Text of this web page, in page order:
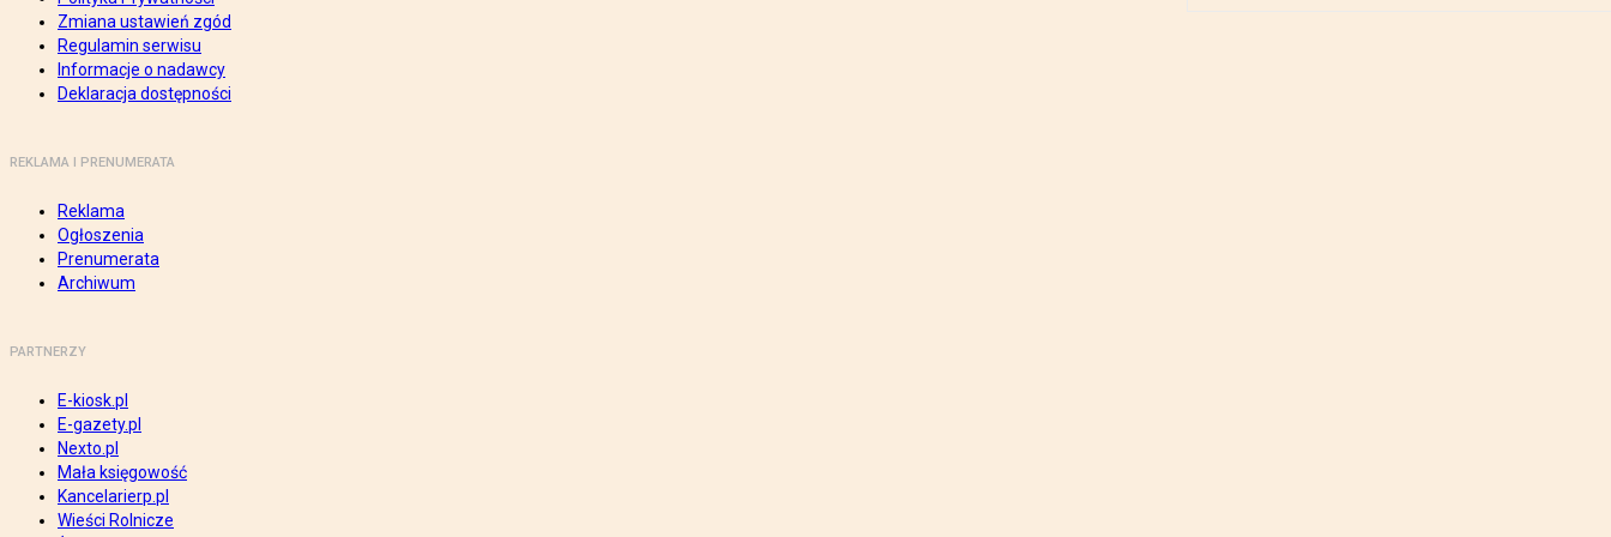
Zmiana ustawień zgód
Regulamin serwisu
Informacje o nadawcy
Deklaracja dostępności
REKLAMA I PRENUMERATA
Reklama
Ogłoszenia
Prenumerata
Archiwum
PARTNERZY
E-kiosk.pl
E-gazety.pl
Nexto.pl
Mała księgowość
Kancelarierp.pl
Wieści Rolnicze